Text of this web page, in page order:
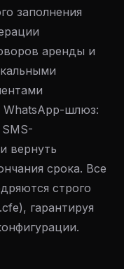
заполнения
аренды и
WhatsApp-шлюз:
вернуть
срока. Все
строго
гарантируя